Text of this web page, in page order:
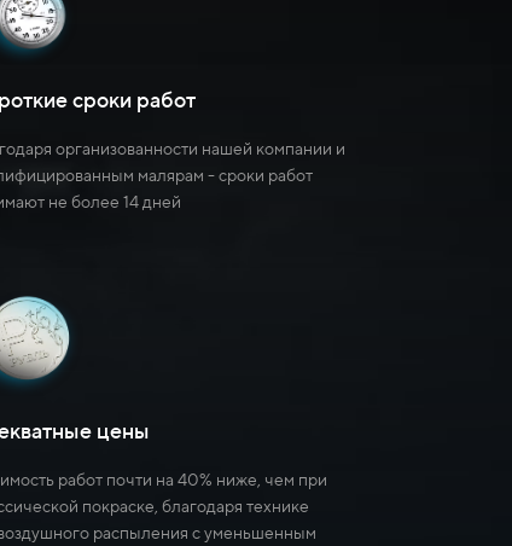
сроки работ
организованности нашей компании и
малярам - сроки работ
не более 14 дней
цены
работ почти на 40% ниже, чем при
покраске, благодаря технике
распыления с уменьшенным